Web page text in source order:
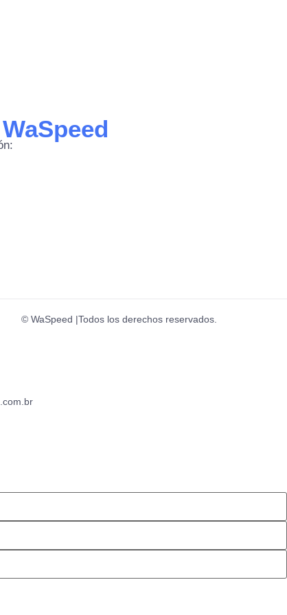
WaSpeed
© WaSpeed |Todos los derechos reservados.